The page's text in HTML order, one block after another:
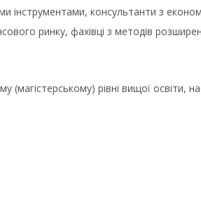
інструментами, консультанти з
ринку, фахівці з методів
рівні вищої освіти,